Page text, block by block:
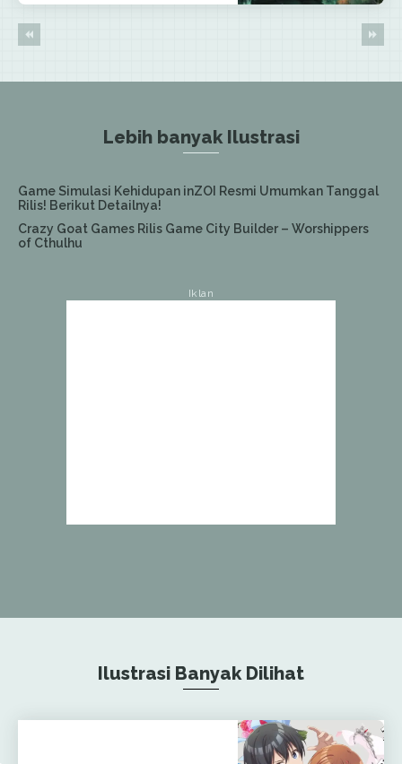
Lebih banyak Ilustrasi
Game Simulasi Kehidupan inZOI Resmi Umumkan Tanggal
Rilis! Berikut Detailnya!
Crazy Goat Games Rilis Game City Builder – Worshippers
of Cthulhu
Iklan
Ilustrasi Banyak Dilihat